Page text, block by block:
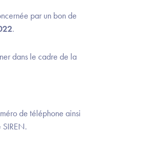
par un bon de
.
dans le cadre de la
de téléphone ainsi